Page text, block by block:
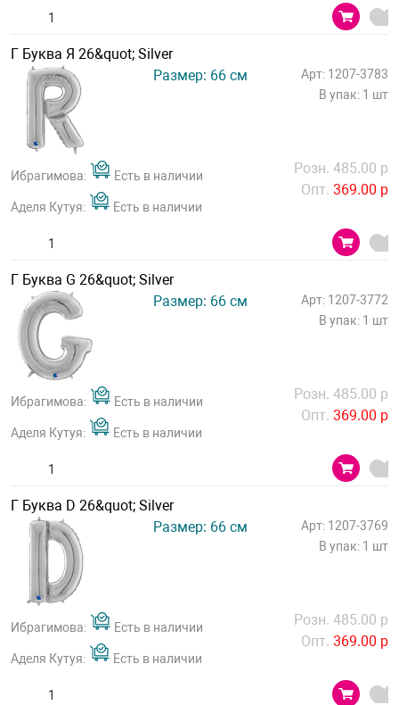
Г Буква Я 26&quot; Silver
Размер: 66 см
Арт: 1207-3783
В упак: 1 шт
Ибрагимова: Есть в наличии
Аделя Кутуя: Есть в наличии
Розн. 485.00 р
Опт. 369.00 р
Г Буква G 26&quot; Silver
Размер: 66 см
Арт: 1207-3772
В упак: 1 шт
Ибрагимова: Есть в наличии
Аделя Кутуя: Есть в наличии
Розн. 485.00 р
Опт. 369.00 р
Г Буква D 26&quot; Silver
Размер: 66 см
Арт: 1207-3769
В упак: 1 шт
Ибрагимова: Есть в наличии
Аделя Кутуя: Есть в наличии
Розн. 485.00 р
Опт. 369.00 р